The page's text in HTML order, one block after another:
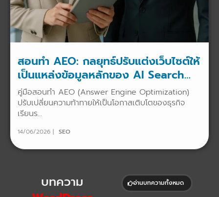
สอนทำ AEO: กลยุทธ์ปรับแต่งเว็บไซต์ให้
เป็นแหล่งข้อมูลหลักของ AI Search
Engine
คู่มือสอนทำ AEO (Answer Engine Optimization)
ปรับเปลี่ยนความท้าทายให้เป็นโอกาสเติบโตของธุรกิจ
เรียนร...
14/06/2026 SEO
บทความ
อ่านบทความทั้งหมด